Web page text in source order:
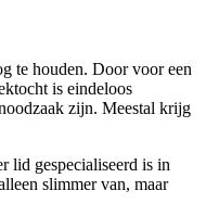
te houden. Door voor een
is eindeloos
zijn. Meestal krijg
lid gespecialiseerd is in
slimmer van, maar